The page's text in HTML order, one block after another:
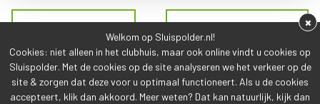
VORIG BERICHT VOLGEND BERICHT
Welkom op Sluispolder.nl!
Cookies: niet alleen in het clubhuis, maar ook online vindt u cookies op
Sluispolder. Met de cookies op de site analyseren we het verkeer op de
site & zorgen dat deze voor u optimaal functioneert. Als u de cookies
accepteert, klik dan akkoord. Meer weten? Dat kan natuurlijk, kijk dan
×